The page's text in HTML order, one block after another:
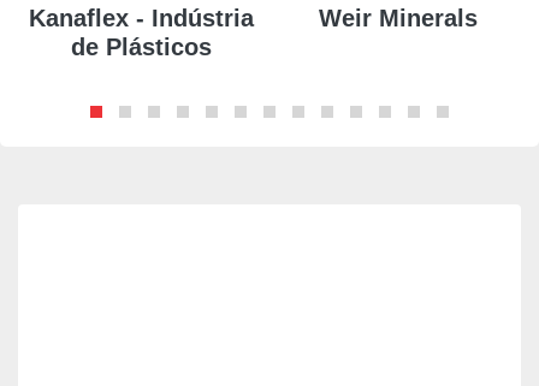
Kanaflex - Indústria
de Plásticos
Weir Minerals